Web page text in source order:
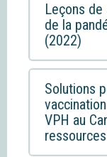
Leçons
de la
(2022)
Solutions
VPH au